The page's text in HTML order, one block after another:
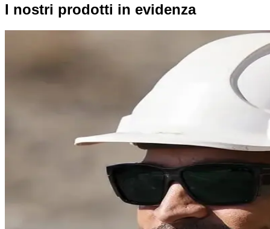
I nostri prodotti in evidenza